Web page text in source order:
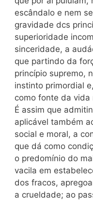
escândalo e nem
gravidade dcs
superioridade
sinceridade, a
que partindo da
princípio supremo,
instinto primordial
como fonte da vida
É assim que
aplicável também
social e moral, a
que dá como
o predomínio do
vacila em
dos fracos,
a crueldade; ao